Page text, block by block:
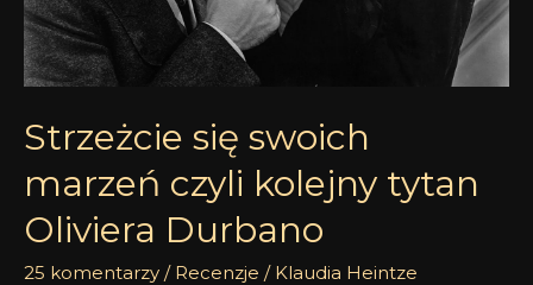
Strzeżcie się swoich
marzeń czyli kolejny tytan
Oliviera Durbano
25 komentarzy / Recenzje / Klaudia Heintze
Durbano